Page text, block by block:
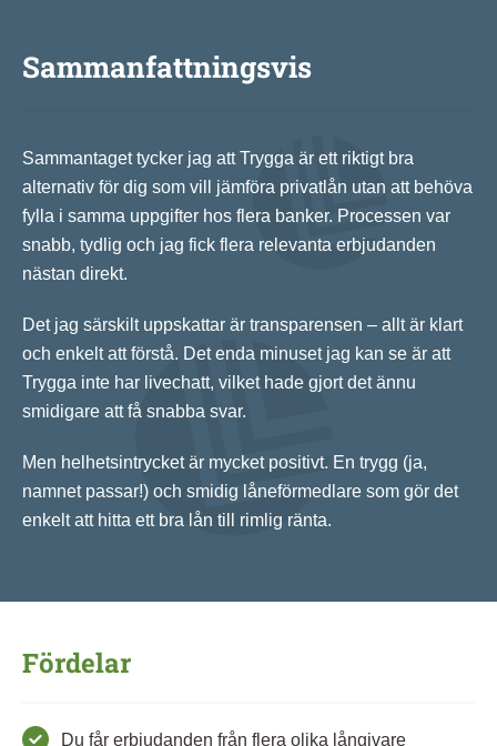
Sammanfattningsvis
Sammantaget tycker jag att Trygga är ett riktigt bra
alternativ för dig som vill jämföra privatlån utan att behöva
fylla i samma uppgifter hos flera banker. Processen var
snabb, tydlig och jag fick flera relevanta erbjudanden
nästan direkt.
Det jag särskilt uppskattar är transparensen – allt är klart
och enkelt att förstå. Det enda minuset jag kan se är att
Trygga inte har livechatt, vilket hade gjort det ännu
smidigare att få snabba svar.
Men helhetsintrycket är mycket positivt. En trygg (ja,
namnet passar!) och smidig låneförmedlare som gör det
enkelt att hitta ett bra lån till rimlig ränta.
Fördelar
Du får erbjudanden från flera olika långivare